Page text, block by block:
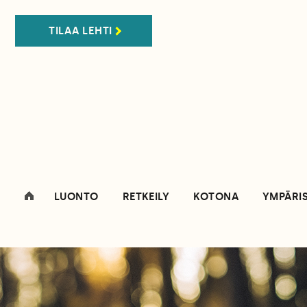
TILAA LEHTI
LUONTO RETKEILY KOTONA